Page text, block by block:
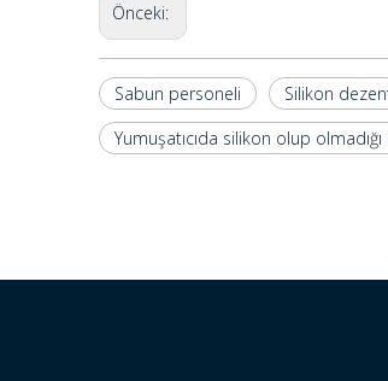
Önceki:
Sabun personeli Silikon
Yumuşatıcıda silikon olup olmadığı